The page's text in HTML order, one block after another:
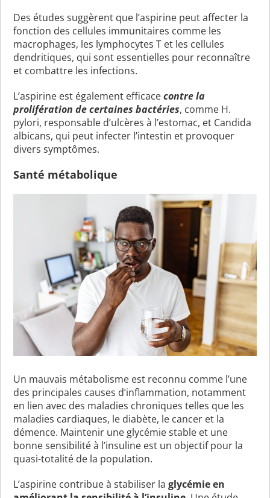
Des études suggèrent que l’aspirine peut affecter la
fonction des cellules immunitaires comme les
macrophages, les lymphocytes T et les cellules
dendritiques, qui sont essentielles pour reconnaître
et combattre les infections.
L’aspirine est également efficacecontre la
prolifération de certaines bactéries, comme H.
pylori, responsable d’ulcères à l’estomac, et Candida
albicans, qui peut infecter l’intestin et provoquer
divers symptômes.
Santé métabolique
Un mauvais métabolisme est reconnu comme l’une
des principales causes d’inflammation, notamment
en lien avec des maladies chroniques telles que les
maladies cardiaques, le diabète, le cancer et la
démence. Maintenir une glycémie stable et une
bonne sensibilité à l’insuline est un objectif pour la
quasi-totalité de la population.
L’aspirine contribue à stabiliser laglycémie en